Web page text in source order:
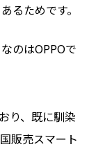
るためです。
のはOPPOで
り、既に馴染
販売スマート